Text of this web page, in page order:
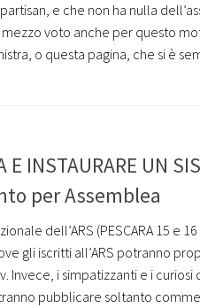
e che non ha nulla
voto anche per questo
o questa pagina, che si è
E INSTAURARE UN
per Assemblea
dell’ARS (PESCARA 15 e 16
gli iscritti all’ARS potranno
i simpatizzanti e i curiosi
pubblicare soltanto